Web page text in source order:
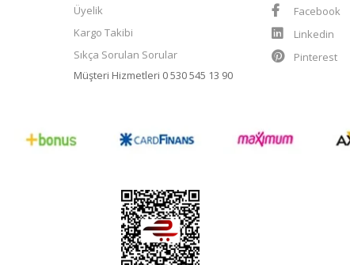
Üyelik
Kargo Takibi
Sıkça Sorulan Sorular
Müşteri Hizmetleri 0 530 545 13 90
Facebook
Linkedin
Pinterest